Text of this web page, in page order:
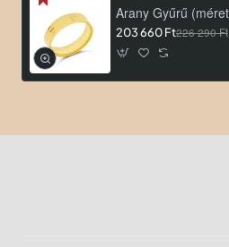
203 660 Ft226 290 Ft